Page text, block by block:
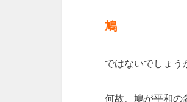
鳩
ではないでしょう
何故、鳩が平和の